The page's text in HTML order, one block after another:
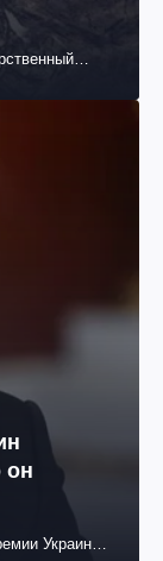
он
Украины